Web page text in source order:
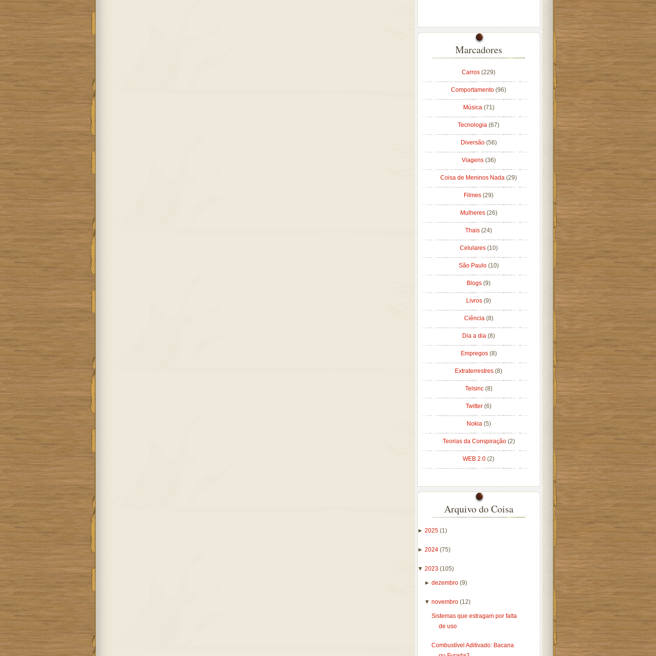
Marcadores
Carros (229)
Comportamento (96)
Música (71)
Tecnologia (67)
Diversão (56)
Viagens (36)
Coisa de Meninos Nada (29)
Filmes (29)
Mulheres (26)
Thais (24)
Celulares (10)
São Paulo (10)
Blogs (9)
Livros (9)
Ciência (8)
Dia a dia (8)
Empregos (8)
Extraterrestres (8)
Telsinc (8)
Twitter (6)
Nokia (5)
Teorias da Conspiração (2)
WEB 2.0 (2)
Arquivo do Coisa
► 2025 (1)
► 2024 (75)
▼ 2023 (105)
► dezembro (9)
▼ novembro (12)
Sistemas que estragam por falta
de uso
Combustível Aditivado: Bacana